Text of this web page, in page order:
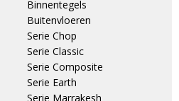
Binnentegels
Buitenvloeren
Serie Chop
Serie Classic
Serie Composite
Serie Earth
Serie Marrakesh